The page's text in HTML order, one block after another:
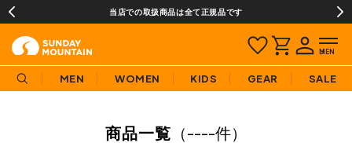
当店での取扱商品は全て正規品です
MEN WOMEN KIDS GEAR SALE
商品一覧 （----件）